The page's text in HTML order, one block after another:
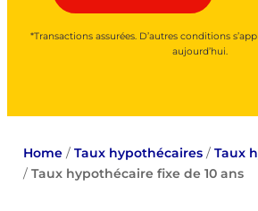
*Transactions assurées. D’autres conditions
aujourd’hui.
Home/ Taux hypothécaires/ Taux
/ Taux hypothécaire fixe de 10 ans